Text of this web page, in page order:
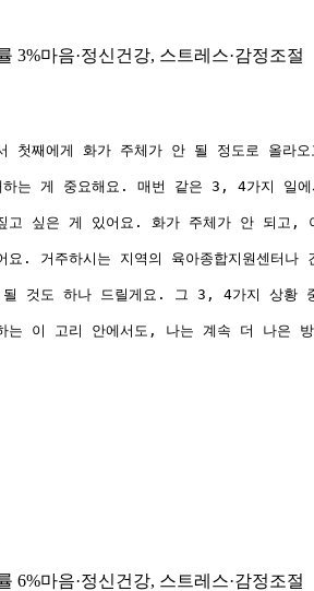
3%마음·정신건강, 스트레스·감정조절
첫째에게 화가 주체가 안 될 정도로 올라
는 게 중요해요. 매번 같은 3, 4가지 일
고 싶은 게 있어요. 화가 주체가 안 되고,
요. 거주하시는 지역의 육아종합지원센터
될 것도 하나 드릴게요. 그 3, 4가지 상황
6%마음·정신건강, 스트레스·감정조절